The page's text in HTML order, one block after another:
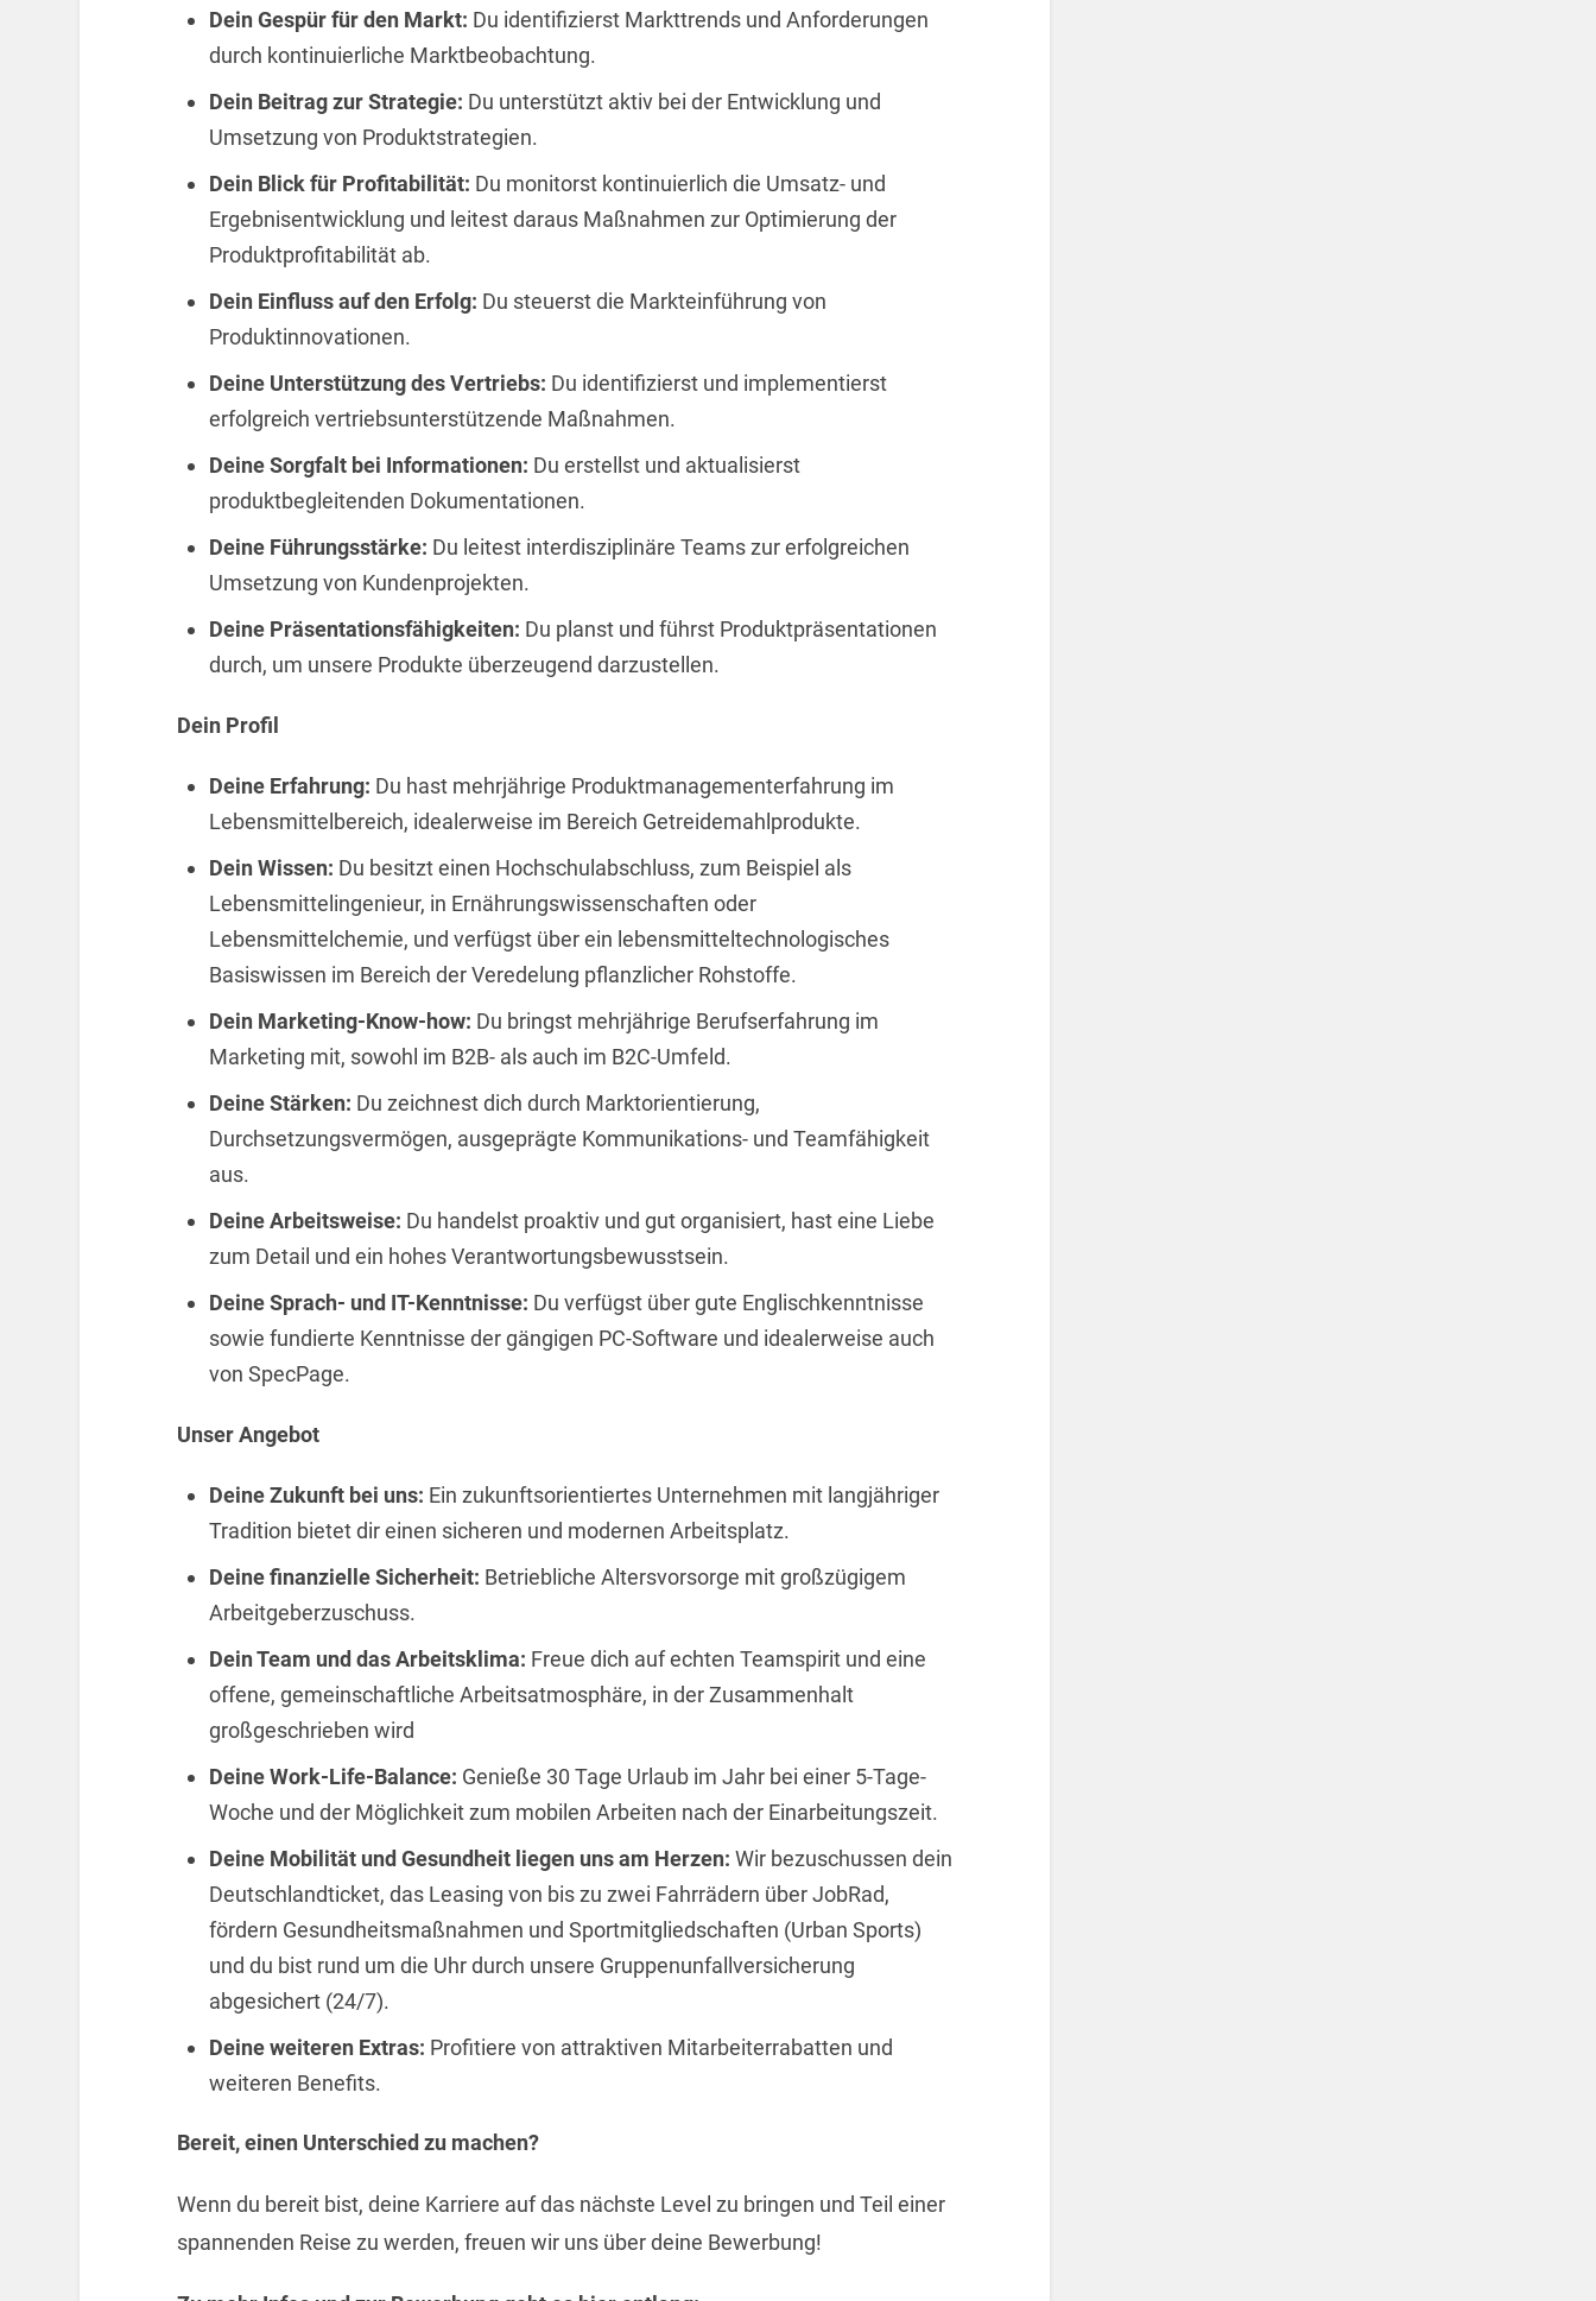
Dein Gespür für den Markt: Du identifizierst Markttrends und Anforderungen
durch kontinuierliche Marktbeobachtung.
Dein Beitrag zur Strategie: Du unterstützt aktiv bei der Entwicklung und
Umsetzung von Produktstrategien.
Dein Blick für Profitabilität: Du monitorst kontinuierlich die Umsatz- und
Ergebnisentwicklung und leitest daraus Maßnahmen zur Optimierung der
Produktprofitabilität ab.
Dein Einfluss auf den Erfolg: Du steuerst die Markteinführung von
Produktinnovationen.
Deine Unterstützung des Vertriebs: Du identifizierst und implementierst
erfolgreich vertriebsunterstützende Maßnahmen.
Deine Sorgfalt bei Informationen: Du erstellst und aktualisierst
produktbegleitenden Dokumentationen.
Deine Führungsstärke: Du leitest interdisziplinäre Teams zur erfolgreichen
Umsetzung von Kundenprojekten.
Deine Präsentationsfähigkeiten: Du planst und führst Produktpräsentationen
durch, um unsere Produkte überzeugend darzustellen.
Dein Profil
Deine Erfahrung: Du hast mehrjährige Produktmanagementerfahrung im
Lebensmittelbereich, idealerweise im Bereich Getreidemahlprodukte.
Dein Wissen: Du besitzt einen Hochschulabschluss, zum Beispiel als
Lebensmittelingenieur, in Ernährungswissenschaften oder
Lebensmittelchemie, und verfügst über ein lebensmitteltechnologisches
Basiswissen im Bereich der Veredelung pflanzlicher Rohstoffe.
Dein Marketing-Know-how: Du bringst mehrjährige Berufserfahrung im
Marketing mit, sowohl im B2B- als auch im B2C-Umfeld.
Deine Stärken: Du zeichnest dich durch Marktorientierung,
Durchsetzungsvermögen, ausgeprägte Kommunikations- und Teamfähigkeit
aus.
Deine Arbeitsweise: Du handelst proaktiv und gut organisiert, hast eine Liebe
zum Detail und ein hohes Verantwortungsbewusstsein.
Deine Sprach- und IT-Kenntnisse: Du verfügst über gute Englischkenntnisse
sowie fundierte Kenntnisse der gängigen PC-Software und idealerweise auch
von SpecPage.
Unser Angebot
Deine Zukunft bei uns: Ein zukunftsorientiertes Unternehmen mit langjähriger
Tradition bietet dir einen sicheren und modernen Arbeitsplatz.
Deine finanzielle Sicherheit: Betriebliche Altersvorsorge mit großzügigem
Arbeitgeberzuschuss.
Dein Team und das Arbeitsklima: Freue dich auf echten Teamspirit und eine
offene, gemeinschaftliche Arbeitsatmosphäre, in der Zusammenhalt
großgeschrieben wird
Deine Work-Life-Balance: Genieße 30 Tage Urlaub im Jahr bei einer 5-Tage-
Woche und der Möglichkeit zum mobilen Arbeiten nach der Einarbeitungszeit.
Deine Mobilität und Gesundheit liegen uns am Herzen: Wir bezuschussen dein
Deutschlandticket, das Leasing von bis zu zwei Fahrrädern über JobRad,
fördern Gesundheitsmaßnahmen und Sportmitgliedschaften (Urban Sports)
und du bist rund um die Uhr durch unsere Gruppenunfallversicherung
abgesichert (24/7).
Deine weiteren Extras: Profitiere von attraktiven Mitarbeiterrabatten und
weiteren Benefits.
Bereit, einen Unterschied zu machen?
Wenn du bereit bist, deine Karriere auf das nächste Level zu bringen und Teil einer
spannenden Reise zu werden, freuen wir uns über deine Bewerbung!